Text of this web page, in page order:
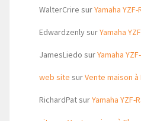
WalterCrire surYamaha
EdwardzenlysurYamaha
JamesLiedo surYamaha
web site surVente maison
RichardPatsurYamaha YZF-